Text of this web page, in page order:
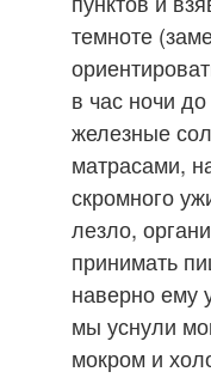
темноте
в час ночи
железные
матрасами,
скромного
лезло,
принимать
наверно ему
мы уснули
мокром и